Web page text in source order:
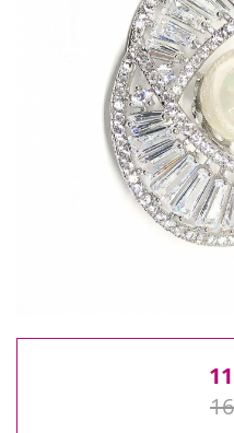
Bijuterii Mirese
Cele mai noi
Cele mai vandute
Cele mai votate
300 Lei - 500 Lei